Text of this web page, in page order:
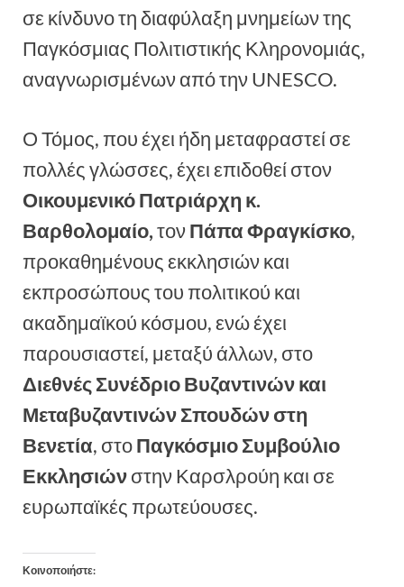
σε κίνδυνο τη διαφύλαξη μνημείων της
Παγκόσμιας Πολιτιστικής Κληρονομιάς,
αναγνωρισμένων από την UNESCO.
Ο Τόμος, που έχει ήδη μεταφραστεί σε
πολλές γλώσσες, έχει επιδοθεί στον
Οικουμενικό Πατριάρχη κ.
Βαρθολομαίο,τονΠάπα Φραγκίσκο,
προκαθημένους εκκλησιών και
εκπροσώπους του πολιτικού και
ακαδημαϊκού κόσμου, ενώ έχει
παρουσιαστεί, μεταξύ άλλων, στο
Διεθνές Συνέδριο Βυζαντινών και
Μεταβυζαντινών Σπουδών στη
Βενετία, στοΠαγκόσμιο Συμβούλιο
Εκκλησιώνστην Καρσλρούη και σε
ευρωπαϊκές πρωτεύουσες.
Κοινοποιήστε: